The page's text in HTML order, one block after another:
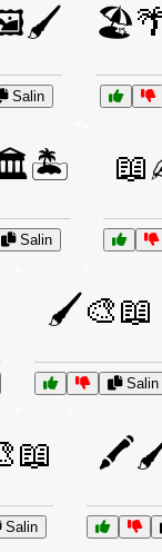
Salin
Salin
🖌️🎨📖
Salin
Salin